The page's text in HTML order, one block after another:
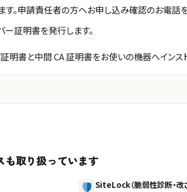
す。申請責任者の方へお申し込み確認のお電話
ー証明書を発行します。
明書と中間 CA 証明書をお使いの機器へインス
取り扱っています
SiteLock（脆弱性診断・改